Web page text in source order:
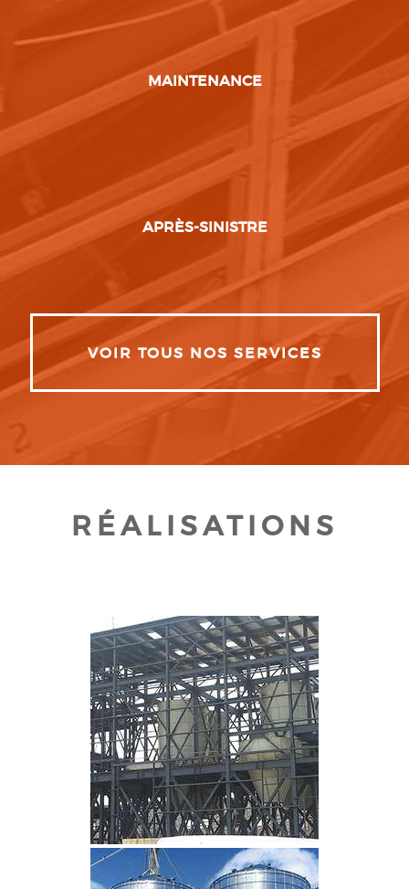
MAINTENANCE
APRÈS-SINISTRE
VOIR TOUS NOS SERVICES
RÉALISATIONS
CLIQUEZ POUR AGRANDIR